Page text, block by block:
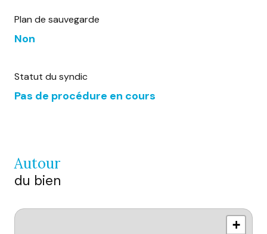
Plan de sauvegarde
Non
Statut du syndic
Pas de procédure en cours
autour
du bien
+